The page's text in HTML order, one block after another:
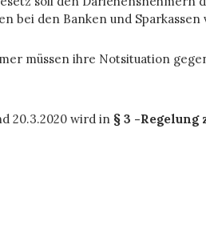
bei den Banken und
müssen ihre Notsituation
20.3.2020 wird in § 3 -